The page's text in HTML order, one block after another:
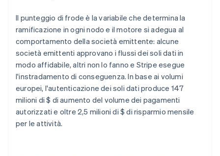
Il punteggio di frode è la variabile che determina la
ramificazione in ogni nodo e il motore si adegua al
comportamento della società emittente: alcune
società emittenti approvano i flussi dei soli dati in
modo affidabile, altri non lo fanno e Stripe esegue
l'instradamento di conseguenza. In base ai volumi
europei, l'autenticazione dei soli dati produce 147
milioni di $ di aumento del volume dei pagamenti
autorizzati e oltre 2,5 milioni di $ di risparmio mensile
per le attività.